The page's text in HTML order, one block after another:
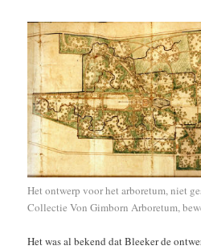
Het ontwerp voor het arboretum, niet
Collectie Von Gimborn Arboretum,
Het was al bekend dat Bleeker de